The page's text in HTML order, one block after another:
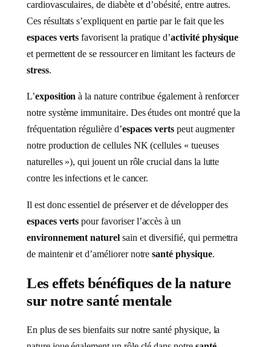
cardiovasculaires, de diabète et d’obésité, entre autres.
Ces résultats s’expliquent en partie par le fait que les
espaces verts favorisent la pratique d’activité physique
et permettent de se ressourcer en limitant les facteurs de
stress.
L’exposition à la nature contribue également à renforcer
notre système immunitaire. Des études ont montré que la
fréquentation régulière d’espaces verts peut augmenter
notre production de cellules NK (cellules « tueuses
naturelles »), qui jouent un rôle crucial dans la lutte
contre les infections et le cancer.
Il est donc essentiel de préserver et de développer des
espaces verts pour favoriser l’accès à un
environnement naturelsain et diversifié, qui permettra
de maintenir et d’améliorer notresanté physique.
Les effets bénéfiques de la nature
sur notre santé mentale
En plus de ses bienfaits sur notre santé physique, la